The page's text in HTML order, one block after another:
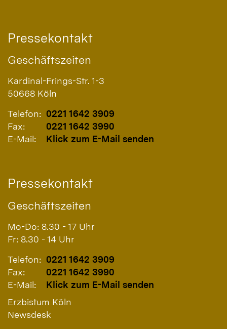
Pressekontakt
Geschäftszeiten
Kardinal-Frings-Str. 1-3
50668 Köln
Telefon: 0221 1642 3909
Fax:
0221 1642 3990
E-Mail:
Klick zum E-Mail senden
Pressekontakt
Geschäftszeiten
Mo-Do: 8.30 - 17 Uhr
Fr: 8.30 - 14 Uhr
Telefon: 0221 1642 3909
Fax:
0221 1642 3990
E-Mail:
Klick zum E-Mail senden
Erzbistum Köln
Newsdesk